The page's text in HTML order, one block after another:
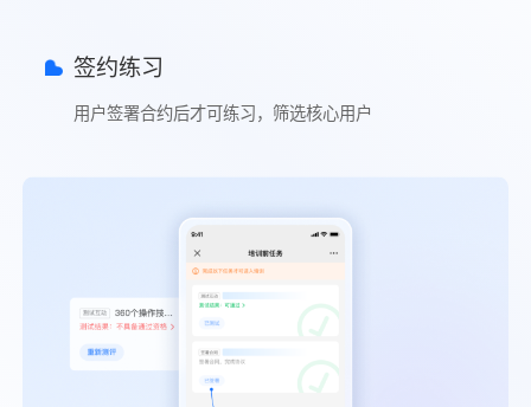
签约练习
用户签署合约后才可练习，筛选核心用户